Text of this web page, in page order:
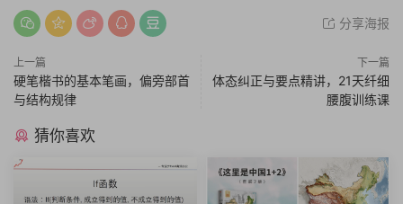
分享海报
上一篇
硬笔楷书的基本笔画，偏旁部首
与结构规律
下一篇
体态纠正与要点精讲，21天纤细
腰腹训练课
猜你喜欢